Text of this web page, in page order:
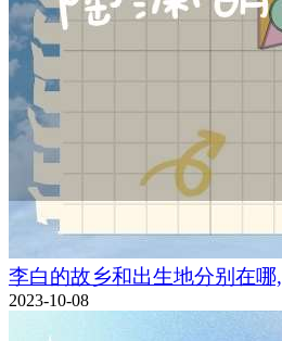
李白的故乡和出生地分别在哪,
2023-10-08